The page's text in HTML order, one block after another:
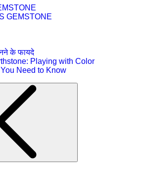
GEMSTONE
के फायदे
Playing with Color
Need to Know